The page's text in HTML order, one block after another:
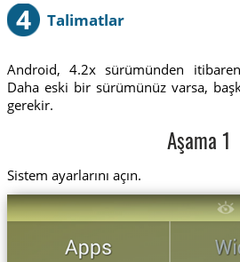
4 Talimatlar
Android, 4.2x sürümünden
Daha eski bir sürümünüz varsa,
gerekir.
Aşama 1
Sistem ayarlarını açın.